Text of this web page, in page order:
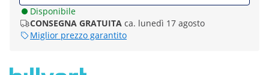
Disponibile
CONSEGNA GRATUITA ca. lunedì 17 agosto
Miglior prezzo garantito